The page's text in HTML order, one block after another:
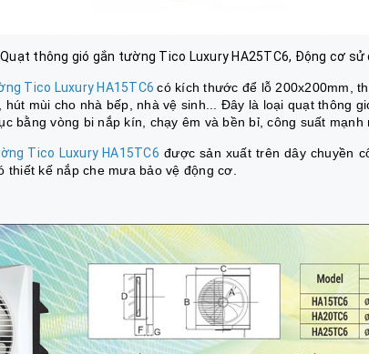
Quạt thông gió gắn tường Tico Luxury HA25TC6, Động cơ sử
Tico Luxury HA15TC6có kích thước để lỗ 200x200mm,
hút mùi cho nhà bếp, nhà vệ sinh... Đây là loại quạt thông
bằng vòng bi nắp kín, chạy êm và bền bỉ, công suất mạnh
Tico Luxury HA15TC6 được sản xuất trên dây chuyền
thiết kế nắp che mưa bảo vệ động cơ.